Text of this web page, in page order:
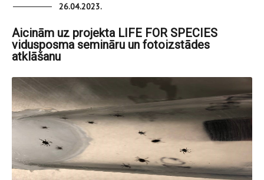
26.04.2023.
Aicinām uz projekta LIFE FOR SPECIES
vidusposma semināru un fotoizstādes
atklāšanu